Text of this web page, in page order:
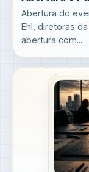
Abertura do
Ehl, diretoras
abertura com...